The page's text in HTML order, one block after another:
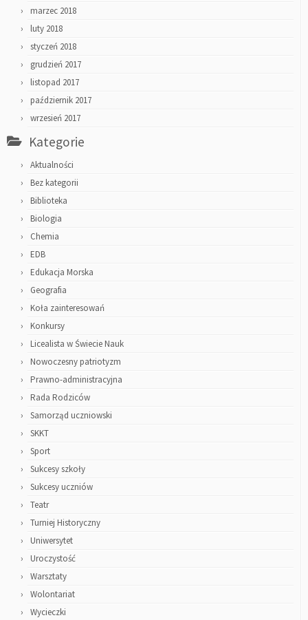
marzec 2018
luty 2018
styczeń 2018
grudzień 2017
listopad 2017
październik 2017
wrzesień 2017
Kategorie
Aktualności
Bez kategorii
Biblioteka
Biologia
Chemia
EDB
Edukacja Morska
Geografia
Koła zainteresowań
Konkursy
Licealista w Świecie Nauk
Nowoczesny patriotyzm
Prawno-administracyjna
Rada Rodziców
Samorząd uczniowski
SKKT
Sport
Sukcesy szkoły
Sukcesy uczniów
Teatr
Turniej Historyczny
Uniwersytet
Uroczystość
Warsztaty
Wolontariat
Wycieczki